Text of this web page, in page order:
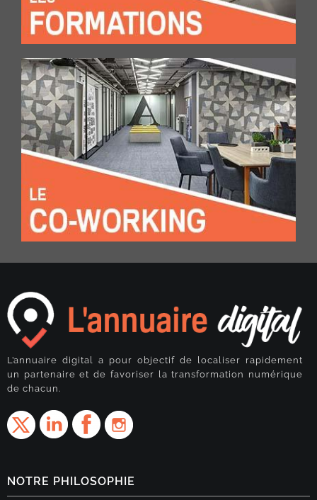
L’annuaire digital a pour objectif de localiser rapidement
un partenaire et de favoriser la transformation numérique
de chacun.
NOTRE PHILOSOPHIE